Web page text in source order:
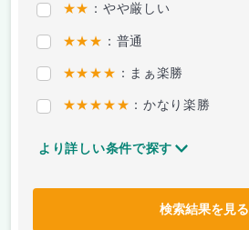
★★ ：やや厳しい
★★★ ：普通
★★★★ ：まぁ楽勝
★★★★★ ：かなり楽勝
より詳しい条件で探す
検索結果を見る